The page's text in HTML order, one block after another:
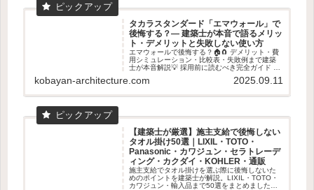
タカラスタンダード「エマウォール」で
後悔する？― 建築士が本音で語るメリッ
ト・デメリットと失敗しない使い方
エマウォールで後悔する？🏠🧲 デメリット・費
用シミュレーション・比較表・失敗例まで建築
士が本音解説💡 採用前に読むべき完全ガイド 👓
kobayan-architecture.com 2025.09.11
【建築士が厳選】施主支給で後悔しない
タオル掛け50選｜LIXIL・TOTO・
Panasonic・カワジュン・セラトレーデ
ィング・カクダイ・KOHLER・通販
施主支給でタオル掛けを選ぶ際に後悔しないた
めのポイントを建築士が解説。LIXIL・TOTO・
カワジュン・輸入品まで50選をまとめました。